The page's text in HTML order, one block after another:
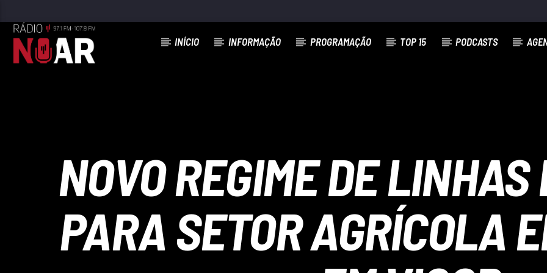
INÍCIO INFORMAÇÃO PROGRAMAÇÃO TOP 15 PODCASTS
NOVO REGIME DE LINHAS
PARA SETOR AGRÍCOLA